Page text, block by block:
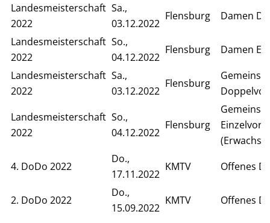
Landesmeisterschaft
2022
Sa.,
03.12.2022
Flensburg
Damen
Landesmeisterschaft
2022
So.,
04.12.2022
Flensburg
Damen
Landesmeisterschaft
2022
Sa.,
03.12.2022
Flensburg
Landesmeisterschaft
2022
So.,
04.12.2022
Flensburg
4. DoDo 2022
Do.,
17.11.2022
KMTV Offenes
2. DoDo 2022
Do.,
15.09.2022
KMTV Offenes